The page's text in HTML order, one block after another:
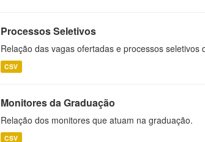
Processos Seletivos
Relação das vagas ofertadas e processos seletivos
CSV
Monitores da Graduação
Relação dos monitores que atuam na graduação.
CSV